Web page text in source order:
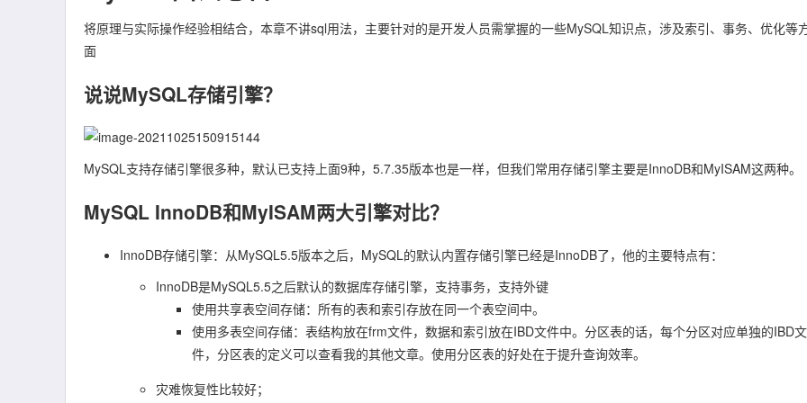
将原理与实际操作经验相结合，本章不讲sql用法，主要针对的是开发人员需掌握的一些MySQL知识点，涉及索引、事务、优化等
面
说说MySQL存储引擎？
MySQL支持存储引擎很多种，默认已支持上面9种，5.7.35版本也是一样，但我们常用存储引擎主要是InnoDB和MyISAM这两种。
MySQL InnoDB和MyISAM两大引擎对比？
InnoDB存储引擎：从MySQL5.5版本之后，MySQL的默认内置存储引擎已经是InnoDB了，他的主要特点有：
InnoDB是MySQL5.5之后默认的数据库存储引擎，支持事务，支持外键
使用共享表空间存储：所有的表和索引存放在同一个表空间中。
使用多表空间存储：表结构放在frm文件，数据和索引放在IBD文件中。分区表的话，每个分区对应单独的IBD文
件，分区表的定义可以查看我的其他文章。使用分区表的好处在于提升查询效率。
灾难恢复性比较好；